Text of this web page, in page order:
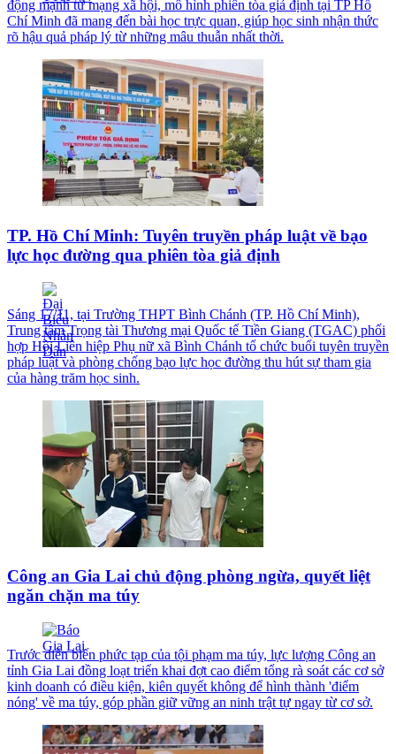
động mạnh từ mạng xã hội, mô hình phiên tòa giả định tại TP Hồ
Chí Minh đã mang đến bài học trực quan, giúp học sinh nhận thức
rõ hậu quả pháp lý từ những mâu thuẫn nhất thời.
TP. Hồ Chí Minh: Tuyên truyền pháp luật về bạo
lực học đường qua phiên tòa giả định
Sáng 17/11, tại Trường THPT Bình Chánh (TP. Hồ Chí Minh),
Trung tâm Trọng tài Thương mại Quốc tế Tiền Giang (TGAC) phối
hợp Hội Liên hiệp Phụ nữ xã Bình Chánh tổ chức buổi tuyên truyền
pháp luật và phòng chống bạo lực học đường thu hút sự tham gia
của hàng trăm học sinh.
Công an Gia Lai chủ động phòng ngừa, quyết liệt
ngăn chặn ma túy
Trước diễn biến phức tạp của tội phạm ma túy, lực lượng Công an
tỉnh Gia Lai đồng loạt triển khai đợt cao điểm tổng rà soát các cơ sở
kinh doanh có điều kiện, kiên quyết không để hình thành 'điểm
nóng' về ma túy, góp phần giữ vững an ninh trật tự ngay từ cơ sở.